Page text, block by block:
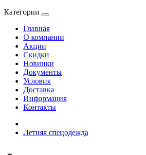
Категории
Главная
О компании
Акции
Скидки
Новинки
Документы
Условия
Доставка
Информация
Контакты
Летняя спецодежда